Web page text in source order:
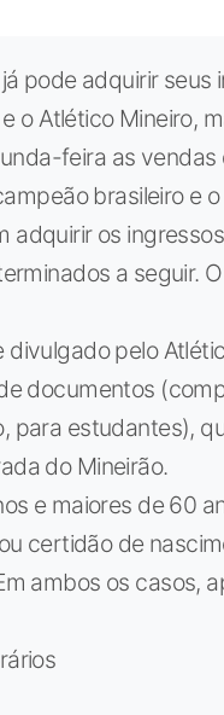
pode adquirir
o Atlético Mineiro,
feira as
brasileiro e
adquirir os
a seguir.
pelo
documentos
para estudantes),
do Mineirão.
e maiores de 60
certidão de
ambos os casos,